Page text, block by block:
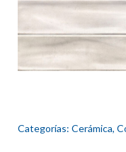
Categorías: Cerámica,